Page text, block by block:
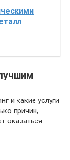
и какие услуги
причин,
оказаться